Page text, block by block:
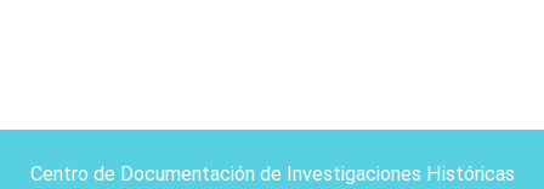
Centro de Documentación de Investigaciones Históricas